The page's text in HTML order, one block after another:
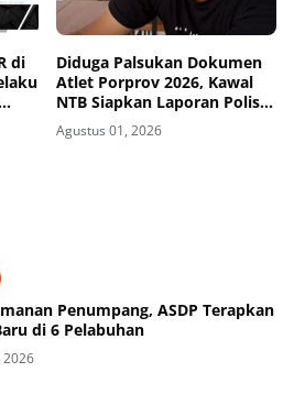
di
Diduga Palsukan Dokumen
Atlet Porprov 2026, Kawal
NTB Siapkan Laporan Polisi
ke Polda NTB
Agustus 01, 2026
Penumpang, ASDP Terapkan
di 6 Pelabuhan
2026